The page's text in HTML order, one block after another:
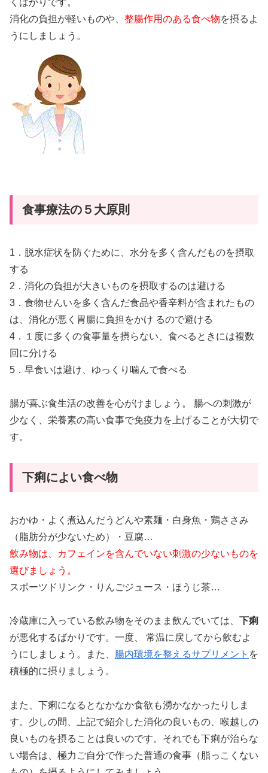
くばかりです。
消化の負担が軽いものや、 整腸作用のある食べ物を摂るよ
うにしましょう。
食事療法の５大原則
1．脱水症状を防ぐために、水分を多く含んだものを摂取
する
2．消化の負担が大きいものを摂取するのは避ける
3．食物せんいを多く含んだ食品や香辛料が含まれたもの
は、消化が悪く胃腸に負担をかけ るので避ける
4．１度に多くの食事量を摂らない、食べるときには複数
回に分ける
5．早食いは避け、ゆっくり噛んで食べる
腸が喜ぶ食生活の改善を心がけましょう。 腸への刺激が
少なく、栄養素の高い食事で免疫力を上げることが大切で
す。
下痢によい食べ物
おかゆ・よく煮込んだうどんや素麺・白身魚・鶏ささみ
（脂肪分が少ないため）・豆腐…
飲み物は、カフェインを含んでいない刺激の少ないものを
選びましょう。
スポーツドリンク・りんごジュース・ほうじ茶…
冷蔵庫に入っている飲み物をそのまま飲んでいては、 下痢
が悪化するばかりです。一度、 常温に戻してから飲むよ
うにしましょう。また、 腸内環境を整えるサプリメント を
積極的に摂りましょう。
また、下痢になるとなかなか食欲も湧かなかったりしま
す。少しの間、上記で紹介した消化の良いもの、喉越しの
良いものを摂ることは良いのです。それでも下痢が治らな
い場合は、極力ご自分で作った普通の食事（脂っこくない